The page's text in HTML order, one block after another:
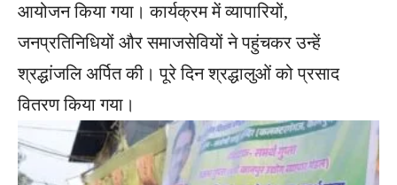
आयोजन किया गया। कार्यक्रम में व्यापारियों,
जनप्रतिनिधियों और समाजसेवियों ने पहुंचकर उन्हें
श्रद्धांजलि अर्पित की। पूरे दिन श्रद्धालुओं को प्रसाद
वितरण किया गया।